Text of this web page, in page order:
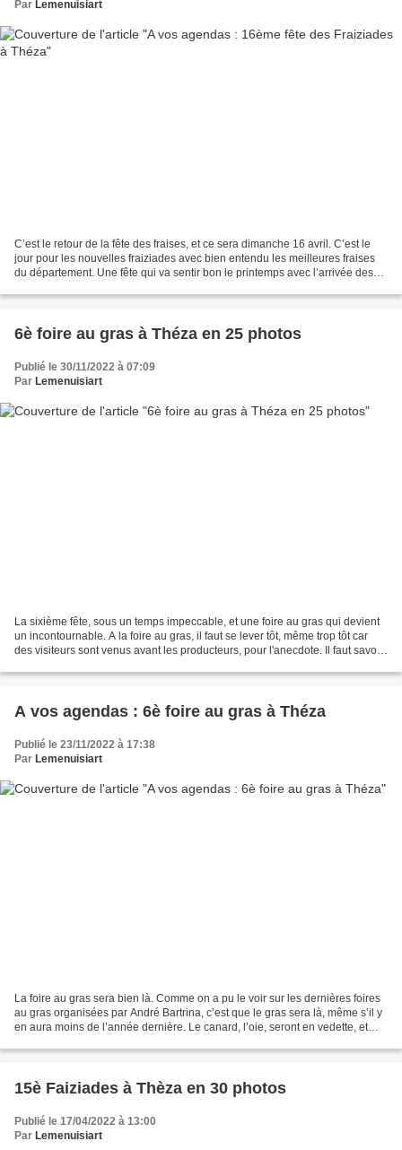
Par Lemenuisiart
C’est le retour de la fête des fraises, et ce sera dimanche 16 avril. C’est le
jour pour les nouvelles fraiziades avec bien entendu les meilleures fraises
du département. Une fête qui va sentir bon le printemps avec l’arrivée des
6è foire au gras à Théza en 25 photos
Publié le 30/11/2022 à 07:09
Par Lemenuisiart
La sixième fête, sous un temps impeccable, et une foire au gras qui devient
un incontournable. A la foire au gras, il faut se lever tôt, même trop tôt car
des visiteurs sont venus avant les producteurs, pour l'anecdote. Il faut savoir
A vos agendas : 6è foire au gras à Théza
Publié le 23/11/2022 à 17:38
Par Lemenuisiart
La foire au gras sera bien là. Comme on a pu le voir sur les dernières foires
au gras organisées par André Bartrina, c’est que le gras sera là, même s’il y
en aura moins de l’année dernière. Le canard, l’oie, seront en vedette, et
15è Faiziades à Thèza en 30 photos
Publié le 17/04/2022 à 13:00
Par Lemenuisiart